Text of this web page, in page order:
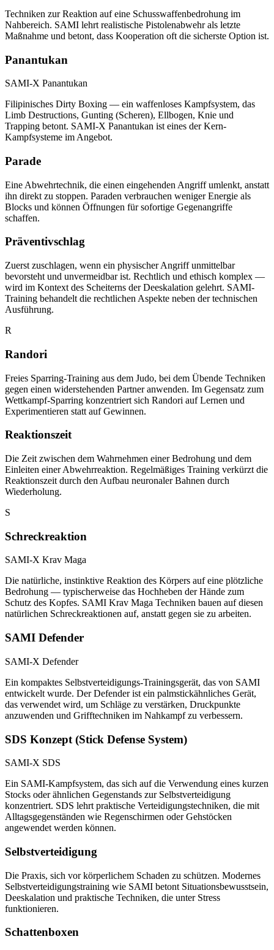
Techniken zur Reaktion auf eine Schusswaffenbedrohung im
Nahbereich. SAMI lehrt realistische Pistolenabwehr als letzte
Maßnahme und betont, dass Kooperation oft die sicherste Option ist.
Panantukan
SAMI-X Panantukan
Filipinisches Dirty Boxing — ein waffenloses Kampfsystem, das
Limb Destructions, Gunting (Scheren), Ellbogen, Knie und
Trapping betont. SAMI-X Panantukan ist eines der Kern-
Kampfsysteme im Angebot.
Parade
Eine Abwehrtechnik, die einen eingehenden Angriff umlenkt, anstatt
ihn direkt zu stoppen. Paraden verbrauchen weniger Energie als
Blocks und können Öffnungen für sofortige Gegenangriffe
schaffen.
Präventivschlag
Zuerst zuschlagen, wenn ein physischer Angriff unmittelbar
bevorsteht und unvermeidbar ist. Rechtlich und ethisch komplex —
wird im Kontext des Scheiterns der Deeskalation gelehrt. SAMI-
Training behandelt die rechtlichen Aspekte neben der technischen
Ausführung.
R
Randori
Freies Sparring-Training aus dem Judo, bei dem Übende Techniken
gegen einen widerstehenden Partner anwenden. Im Gegensatz zum
Wettkampf-Sparring konzentriert sich Randori auf Lernen und
Experimentieren statt auf Gewinnen.
Reaktionszeit
Die Zeit zwischen dem Wahrnehmen einer Bedrohung und dem
Einleiten einer Abwehrreaktion. Regelmäßiges Training verkürzt die
Reaktionszeit durch den Aufbau neuronaler Bahnen durch
Wiederholung.
S
Schreckreaktion
SAMI-X Krav Maga
Die natürliche, instinktive Reaktion des Körpers auf eine plötzliche
Bedrohung — typischerweise das Hochheben der Hände zum
Schutz des Kopfes. SAMI Krav Maga Techniken bauen auf diesen
natürlichen Schreckreaktionen auf, anstatt gegen sie zu arbeiten.
SAMI Defender
SAMI-X Defender
Ein kompaktes Selbstverteidigungs-Trainingsgerät, das von SAMI
entwickelt wurde. Der Defender ist ein palmstickähnliches Gerät,
das verwendet wird, um Schläge zu verstärken, Druckpunkte
anzuwenden und Grifftechniken im Nahkampf zu verbessern.
SDS Konzept (Stick Defense System)
SAMI-X SDS
Ein SAMI-Kampfsystem, das sich auf die Verwendung eines kurzen
Stocks oder ähnlichen Gegenstands zur Selbstverteidigung
konzentriert. SDS lehrt praktische Verteidigungstechniken, die mit
Alltagsgegenständen wie Regenschirmen oder Gehstöcken
angewendet werden können.
Selbstverteidigung
Die Praxis, sich vor körperlichem Schaden zu schützen. Modernes
Selbstverteidigungstraining wie SAMI betont Situationsbewusstsein,
Deeskalation und praktische Techniken, die unter Stress
funktionieren.
Schattenboxen